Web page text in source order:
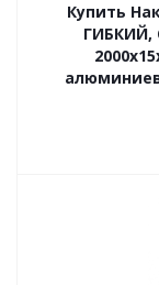
Купить
ГИБКИЙ,
2000х15х6,4мм